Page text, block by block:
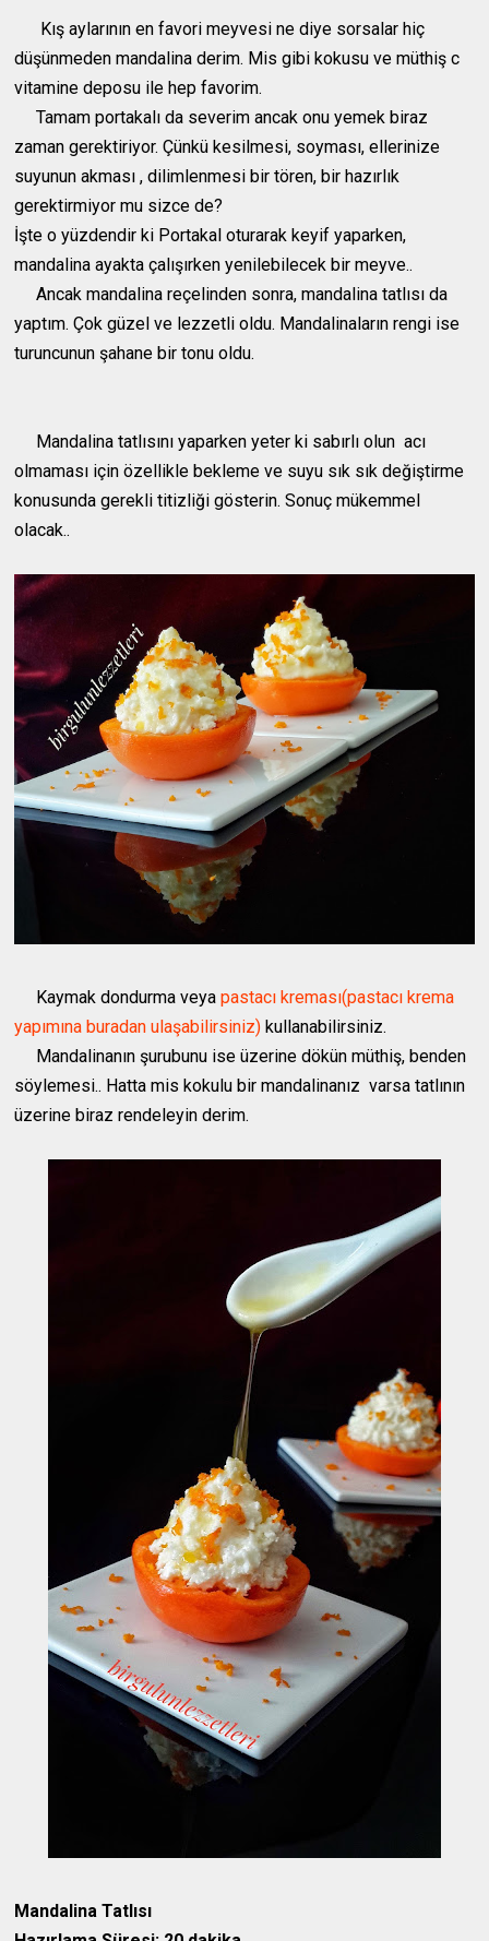
Kış aylarının en favori meyvesi ne diye sorsalar hiç
düşünmeden mandalina derim. Mis gibi kokusu ve müthiş c
vitamine deposu ile hep favorim.
Tamam portakalı da severim ancak onu yemek biraz
zaman gerektiriyor. Çünkü kesilmesi, soyması, ellerinize
suyunun akması , dilimlenmesi bir tören, bir hazırlık
gerektirmiyor mu sizce de?
İşte o yüzdendir ki Portakal oturarak keyif yaparken,
mandalina ayakta çalışırken yenilebilecek bir meyve..
Ancak mandalina reçelinden sonra, mandalina tatlısı da
yaptım. Çok güzel ve lezzetli oldu. Mandalinaların rengi ise
turuncunun şahane bir tonu oldu.
Mandalina tatlısını yaparken yeter ki sabırlı olun acı
olmaması için özellikle bekleme ve suyu sık sık değiştirme
konusunda gerekli titizliği gösterin. Sonuç mükemmel
olacak..
Kaymak dondurma veyapastacı kreması(pastacı krema
yapımına buradan ulaşabilirsiniz)kullanabilirsiniz.
Mandalinanın şurubunu ise üzerine dökün müthiş, benden
söylemesi.. Hatta mis kokulu bir mandalinanız varsa tatlının
üzerine biraz rendeleyin derim.
Mandalina Tatlısı